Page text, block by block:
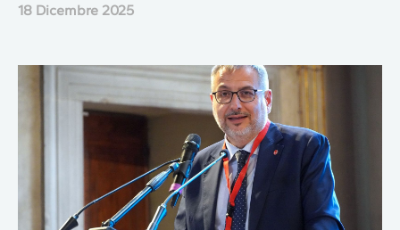
18 Dicembre 2025